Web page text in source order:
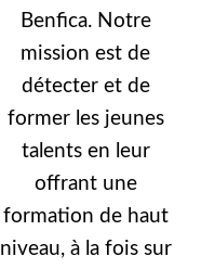
Benfica. Notre
mission est de
détecter et de
former les jeunes
talents en leur
offrant une
formation de haut
niveau, à la fois sur